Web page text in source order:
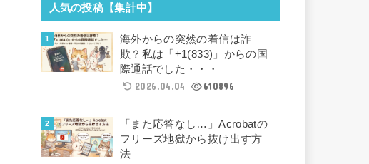
人気の投稿【集計中】
海外からの突然の着信は詐
欺？私は「+1(833)」からの国
際通話でした・・・
2026.04.04
610896
「また応答なし…」Acrobatの
フリーズ地獄から抜け出す方
法